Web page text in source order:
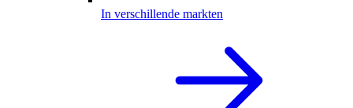
In verschillende markten